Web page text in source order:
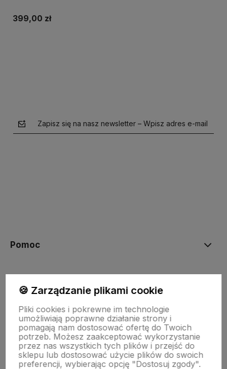
+ Syfon
399,00 zł
Zapisz się na nasz newsletter – Wpisz adres e-mail
Pomoc
Płatności i dostawa
Informacje
🍪 Zarządzanie plikami cookie
Pliki cookies i pokrewne im technologie
umożliwiają poprawne działanie strony i
pomagają nam dostosować ofertę do Twoich
potrzeb. Możesz zaakceptować wykorzystanie
przez nas wszystkich tych plików i przejść do
sklepu lub dostosować użycie plików do swoich
preferencji, wybierając opcję "Dostosuj zgody".